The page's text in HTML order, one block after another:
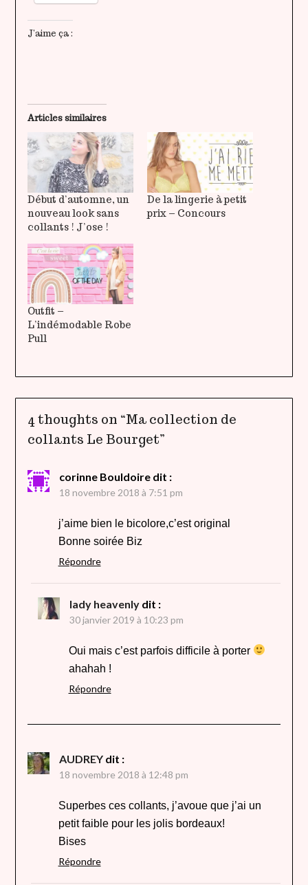
J’aime ça :
Articles similaires
Début d’automne, un
nouveau look sans
collants ! J’ose !
De la lingerie à petit
prix – Concours
Outfit –
L’indémodable Robe
Pull
4 thoughts on “Ma collection de
collants Le Bourget”
corinne Bouldoire dit :
18 novembre 2018 à 7:51 pm
j’aime bien le bicolore,c’est original
Bonne soirée Biz
Répondre
lady heavenly dit :
30 janvier 2019 à 10:23 pm
Oui mais c’est parfois difficile à porter
ahahah !
Répondre
AUDREY dit :
18 novembre 2018 à 12:48 pm
Superbes ces collants, j’avoue que j’ai un
petit faible pour les jolis bordeaux!
Bises
Répondre